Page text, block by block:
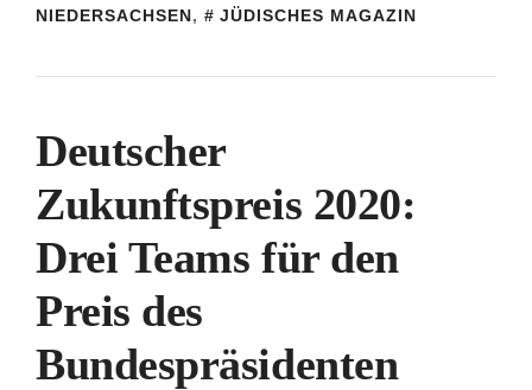
NIEDERSACHSEN, JÜDISCHES MAGAZIN
Deutscher
Zukunftspreis 2020:
Drei Teams für den
Preis des
Bundespräsidenten